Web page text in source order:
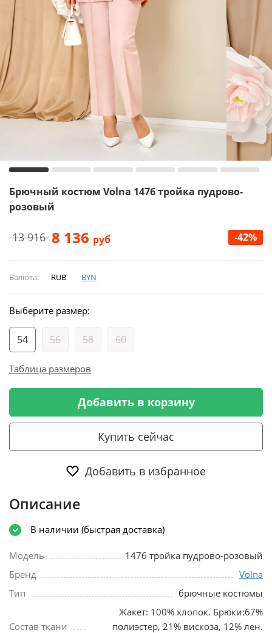
Брючный костюм Volna 1476 тройка пудрово-
розовый
13 916 8 136 руб -42%
Валюта: RUB BYN
Выберите размер:
54 56 58 60
Таблица размеров
Добавить в корзину
Купить сейчас
Добавить в избранное
Описание
В наличии (быстрая доставка)
Модель
1476 тройка пудрово-розовый
Бренд
Volna
Тип
брючные костюмы
Состав ткани
Жакет: 100% хлопок. Брюки:67%
полиэстер, 21% вискоза, 12% лен.